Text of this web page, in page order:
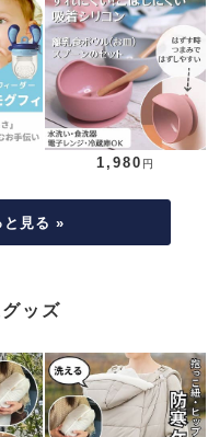
1,980 円
と見る »
ッズ